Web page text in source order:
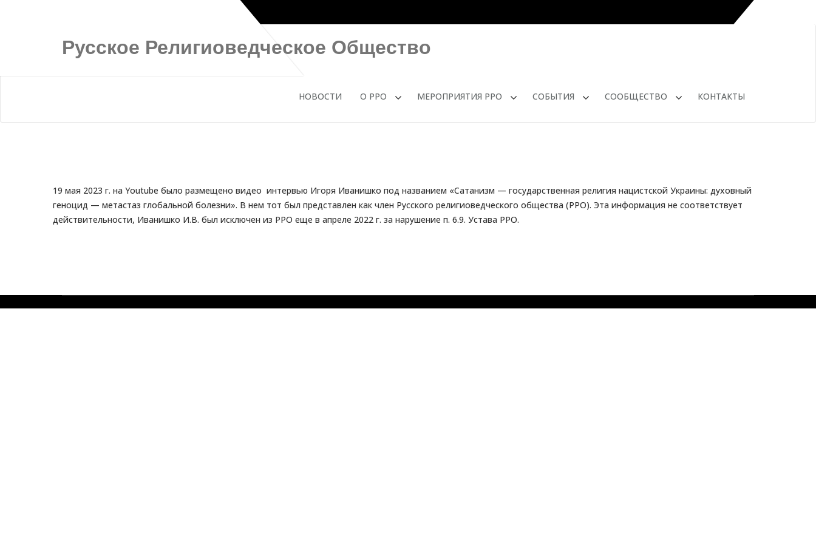
Русское Религиоведческое Общество
НОВОСТИ О РРО МЕРОПРИЯТИЯ РРО СОБЫТИЯ СООБЩЕСТВО КОНТАКТЫ
19 мая 2023 г. на Youtube было размещено видео интервью Игоря Иванишко под названием «Сатанизм — государственная религия нацистской Украины: духовный
геноцид — метастаз глобальной болезни». В нем тот был представлен как член Русского религиоведческого общества (РРО). Эта информация не соответствует
действительности, Иванишко И.В. был исключен из РРО еще в апреле 2022 г. за нарушение п. 6.9. Устава РРО.